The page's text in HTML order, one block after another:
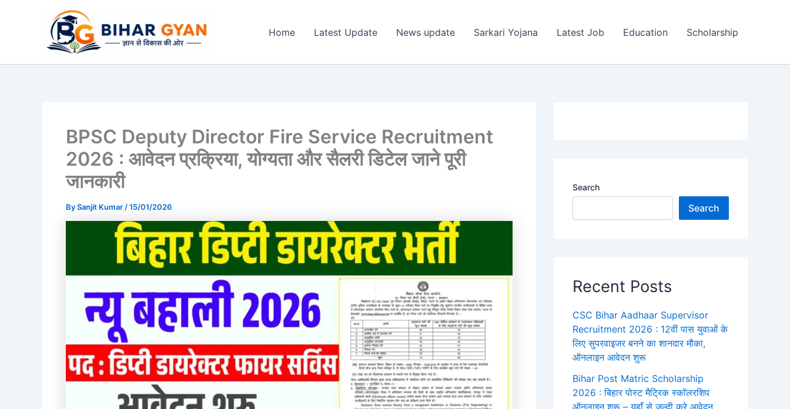
Home Latest Update News update Sarkari Yojana Latest Job Education Scholarship
BPSC Deputy Director Fire Service Recruitment
2026 : आवेदन प्रक्रिया, योग्यता और सैलरी डिटेल जाने पूरी
जानकारी
BySanjit Kumar /15/01/2026
Search
Search
Recent Posts
CSC Bihar Aadhaar Supervisor
Recruitment 2026 : 12वीं पास युवाओं के
लिए सुपरवाइजर बनने का शानदार मौका,
ऑनलाइन आवेदन शुरू
Bihar Post Matric Scholarship
2026 : बिहार पोस्ट मैट्रिक स्कॉलरशिप